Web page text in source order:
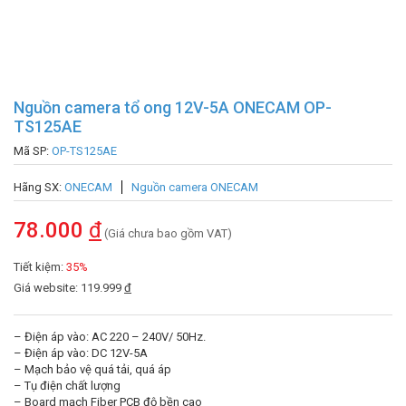
Nguồn camera tổ ong 12V-5A ONECAM OP-
TS125AE
Mã SP: OP-TS125AE
Hãng SX: ONECAM Nguồn camera ONECAM
78.000 đ (Giá chưa bao gồm VAT)
Tiết kiệm: 35%
Giá website: 119.999 đ
– Điện áp vào: AC 220 – 240V/ 50Hz.
– Điện áp vào: DC 12V-5A
– Mạch bảo vệ quá tải, quá áp
– Tụ điện chất lượng
– Board mạch Fiber PCB độ bền cao